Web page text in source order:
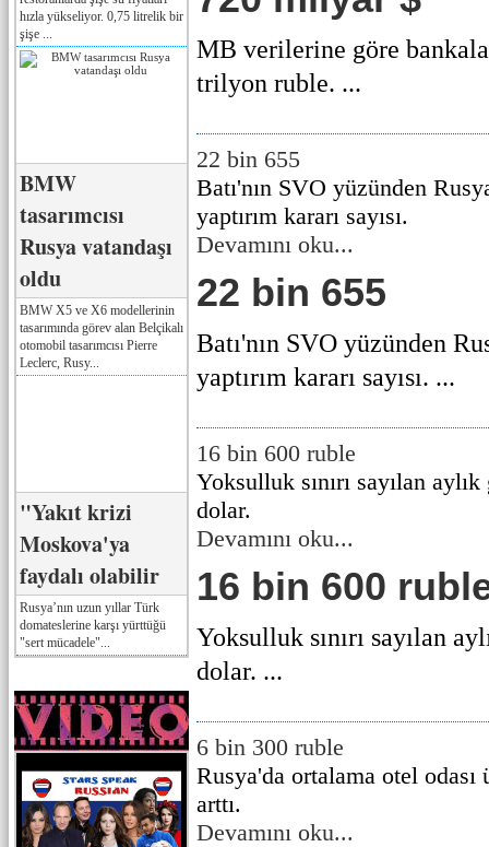
hızla yükseliyor. 0,75 litrelik bir
şişe ...
BMW
tasarımcısı
Rusya vatandaşı
oldu
BMW X5 ve X6 modellerinin
tasarımında görev alan Belçikalı
otomobil tasarımcısı Pierre
Leclerc, Rusy...
"Yakıt krizi
Moskova'ya
faydalı olabilir
Rusya’nın uzun yıllar Türk
domateslerine karşı yürttüğü
"sert mücadele"...
MB verilerine göre
trilyon ruble. ...
22 bin 655
Batı'nın SVO yüzünden
yaptırım kararı sayısı.
Devamını oku...
22 bin 655
Batı'nın SVO yüzünden
yaptırım kararı sayısı. ...
16 bin 600 ruble
Yoksulluk sınırı sayılan
dolar.
Devamını oku...
16 bin 600
Yoksulluk sınırı sayılan
dolar. ...
6 bin 300 ruble
Rusya'da ortalama otel odası
arttı.
Devamını oku...